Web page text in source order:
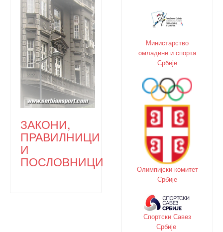
ЗАКОНИ,
ПРАВИЛНИЦИ
И
ПОСЛОВНИЦИ
Министарство
oмладине и спорта
Србије
Олимпијски комитет
Србије
Спортски Савез
Србије